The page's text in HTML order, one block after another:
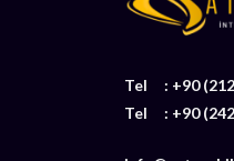
Tel : +90
Tel : +90